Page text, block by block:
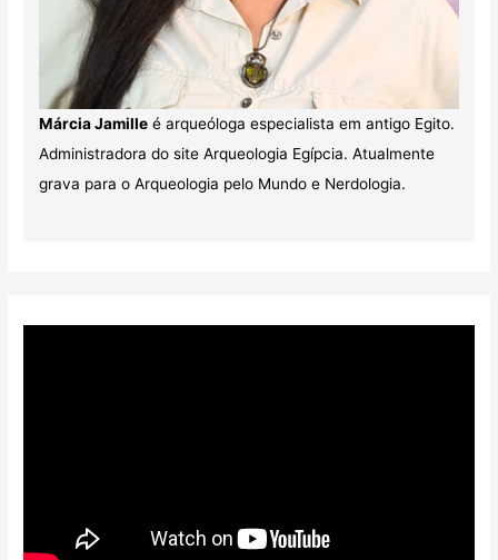
Márcia Jamilleé arqueóloga especialista em antigo Egito.
Administradora do site Arqueologia Egípcia. Atualmente
grava para o Arqueologia pelo Mundo e Nerdologia.